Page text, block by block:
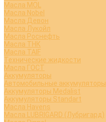
Масла MOL
Масла Nobel
Масла Девон
Масла Лукойл
Масла Роснефть
Масла ТНК
Масла TAIF
Технические жидкости
Масла ГОСТ
Аккумуляторы
Автомобильные аккумуляторы
Аккумуляторы Medalist
Аккумуляторы Standart
Масла Havens
Масла LUBRIGARD (Лубригард)